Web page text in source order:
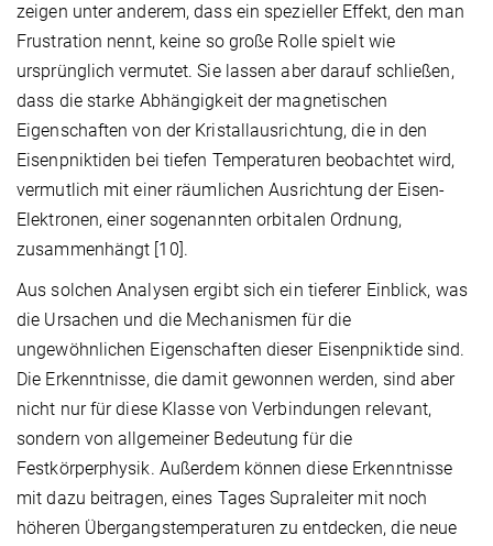
zeigen unter anderem, dass ein spezieller Effekt, den man
Frustration nennt, keine so große Rolle spielt wie
ursprünglich vermutet. Sie lassen aber darauf schließen,
dass die starke Abhängigkeit der magnetischen
Eigenschaften von der Kristallausrichtung, die in den
Eisenpniktiden bei tiefen Temperaturen beobachtet wird,
vermutlich mit einer räumlichen Ausrichtung der Eisen-
Elektronen, einer sogenannten orbitalen Ordnung,
zusammenhängt [10].
Aus solchen Analysen ergibt sich ein tieferer Einblick, was
die Ursachen und die Mechanismen für die
ungewöhnlichen Eigenschaften dieser Eisenpniktide sind.
Die Erkenntnisse, die damit gewonnen werden, sind aber
nicht nur für diese Klasse von Verbindungen relevant,
sondern von allgemeiner Bedeutung für die
Festkörperphysik. Außerdem können diese Erkenntnisse
mit dazu beitragen, eines Tages Supraleiter mit noch
höheren Übergangstemperaturen zu entdecken, die neue